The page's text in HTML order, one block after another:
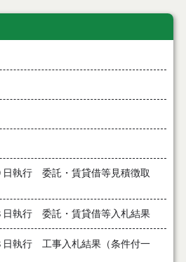
日執行 委託・賃貸借等見積徴取
日執行 委託・賃貸借等入札結果
日執行 工事入札結果（条件付一